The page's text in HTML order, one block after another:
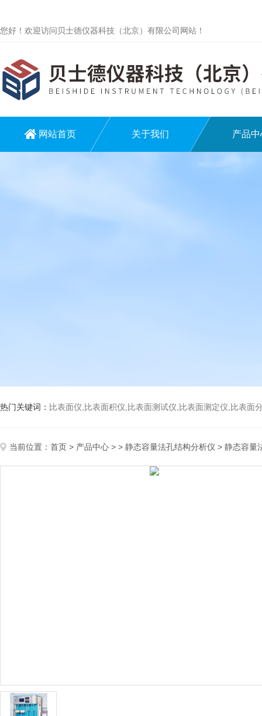
您好！欢迎访问贝士德仪器科技（北京）有限公司网站！
网站首页 关于我们 产品中
热门关键词： 比表面仪,比表面积仪,比表面测试仪,比表面测定仪,比表面分析仪,比表
当前位置： 首页 > 产品中心 > > 静态容量法孔结构分析仪 > 静态容量